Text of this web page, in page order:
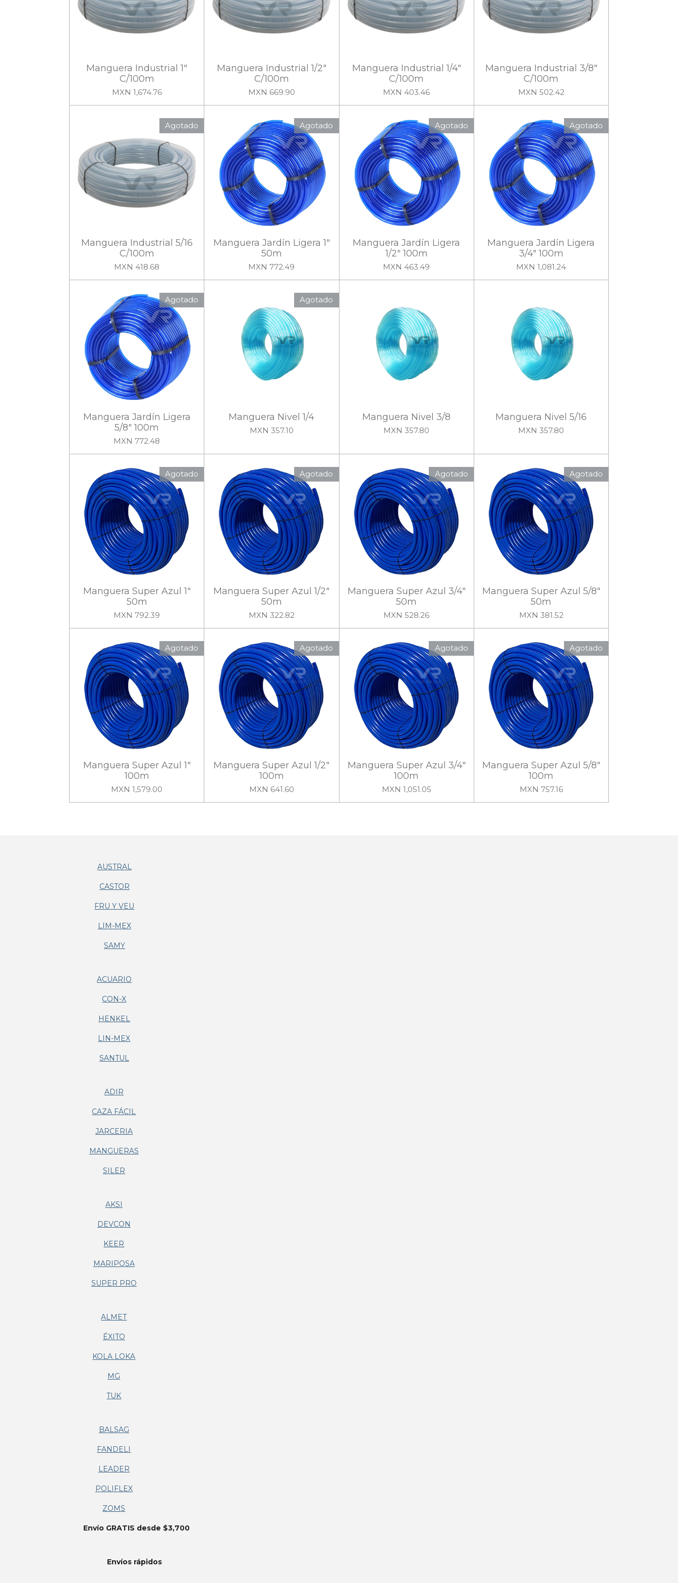
Manguera Industrial 1"
C/100m
MXN 1,674.76
Manguera Industrial 1/2"
C/100m
MXN 669.90
Manguera Industrial 1/4"
C/100m
MXN 403.46
Manguera Industrial 3/8"
C/100m
MXN 502.42
Agotado
Manguera Industrial 5/16
C/100m
MXN 418.68
Agotado
Manguera Jardín Ligera 1"
50m
MXN 772.49
Agotado
Manguera Jardín Ligera
1/2" 100m
MXN 463.49
Agotado
Manguera Jardín Ligera
3/4" 100m
MXN 1,081.24
Agotado
Manguera Jardín Ligera
5/8" 100m
MXN 772.48
Agotado
Manguera Nivel 1/4
MXN 357.10
Manguera Nivel 3/8
MXN 357.80
Manguera Nivel 5/16
MXN 357.80
Agotado
Manguera Super Azul 1"
50m
MXN 792.39
Agotado
Manguera Super Azul 1/2"
50m
MXN 322.82
Agotado
Manguera Super Azul 3/4"
50m
MXN 528.26
Agotado
Manguera Super Azul 5/8"
50m
MXN 381.52
Agotado
Manguera Super Azul 1"
100m
MXN 1,579.00
Agotado
Manguera Super Azul 1/2"
100m
MXN 641.60
Agotado
Manguera Super Azul 3/4"
100m
MXN 1,051.05
Agotado
Manguera Super Azul 5/8"
100m
MXN 757.16
AUSTRAL
CASTOR
FRU Y VEU
LIM-MEX
SAMY
ACUARIO
CON-X
HENKEL
LIN-MEX
SANTUL
ADIR
CAZA FÁCIL
JARCERIA
MANGUERAS
SILER
AKSI
DEVCON
KEER
MARIPOSA
SUPER PRO
ALMET
ÉXITO
KOLA LOKA
MG
TUK
BALSAG
FANDELI
LEADER
POLIFLEX
ZOMS
Envío GRATIS desde $3,700
Envíos rápidos